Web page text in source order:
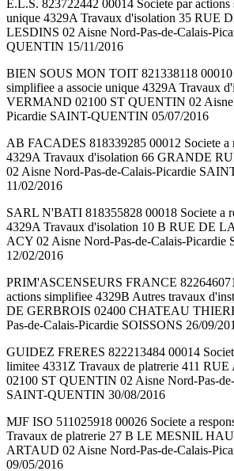
E.L.S. 823722442 00014 Societe par actions
unique 4329A Travaux d'isolation 35 RUE
LESDINS 02 Aisne Nord-Pas-de-Calais-
QUENTIN 15/11/2016
BIEN SOUS MON TOIT 821338118 00010
simplifiee a associe unique 4329A Travaux
VERMAND 02100 ST QUENTIN 02 Aisne
Picardie SAINT-QUENTIN 05/07/2016
AB FACADES 818339285 00012 Societe a
4329A Travaux d'isolation 66 GRANDE
02 Aisne Nord-Pas-de-Calais-Picardie
11/02/2016
SARL N'BATI 818355828 00018 Societe a
4329A Travaux d'isolation 10 B RUE DE
ACY 02 Aisne Nord-Pas-de-Calais-Picardie
12/02/2016
PRIM'ASCENSEURS FRANCE
actions simplifiee 4329B Autres travaux
DE GERBROIS 02400 CHATEAU
Pas-de-Calais-Picardie SOISSONS 26/09/
GUIDEZ FRERES 822213484 00014
limitee 4331Z Travaux de platrerie 411
02100 ST QUENTIN 02 Aisne Nord-Pas-
SAINT-QUENTIN 30/08/2016
MJF ISO 511025918 00026 Societe a
Travaux de platrerie 27 B LE MESNIL
ARTAUD 02 Aisne Nord-Pas-de-Calais-
09/05/2016